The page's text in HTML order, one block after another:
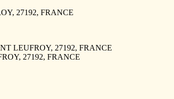
27192, FRANCE
LEUFROY, 27192, FRANCE
27192, FRANCE